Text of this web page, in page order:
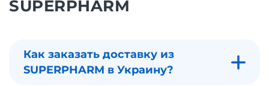
SUPERPHARM
Как заказать доставку из
SUPERPHARM в Украину?